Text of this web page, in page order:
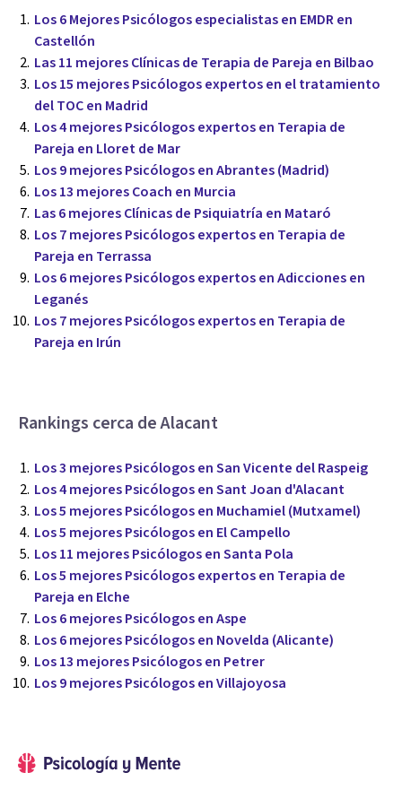
Los 6 Mejores Psicólogos especialistas en EMDR en
Castellón
Las 11 mejores Clínicas de Terapia de Pareja en Bilbao
Los 15 mejores Psicólogos expertos en el tratamiento
del TOC en Madrid
Los 4 mejores Psicólogos expertos en Terapia de
Pareja en Lloret de Mar
Los 9 mejores Psicólogos en Abrantes (Madrid)
Los 13 mejores Coach en Murcia
Las 6 mejores Clínicas de Psiquiatría en Mataró
Los 7 mejores Psicólogos expertos en Terapia de
Pareja en Terrassa
Los 6 mejores Psicólogos expertos en Adicciones en
Leganés
Los 7 mejores Psicólogos expertos en Terapia de
Pareja en Irún
Rankings cerca de Alacant
Los 3 mejores Psicólogos en San Vicente del Raspeig
Los 4 mejores Psicólogos en Sant Joan d'Alacant
Los 5 mejores Psicólogos en Muchamiel (Mutxamel)
Los 5 mejores Psicólogos en El Campello
Los 11 mejores Psicólogos en Santa Pola
Los 5 mejores Psicólogos expertos en Terapia de
Pareja en Elche
Los 6 mejores Psicólogos en Aspe
Los 6 mejores Psicólogos en Novelda (Alicante)
Los 13 mejores Psicólogos en Petrer
Los 9 mejores Psicólogos en Villajoyosa